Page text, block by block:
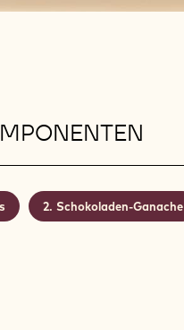
Schokoladen-Ganache